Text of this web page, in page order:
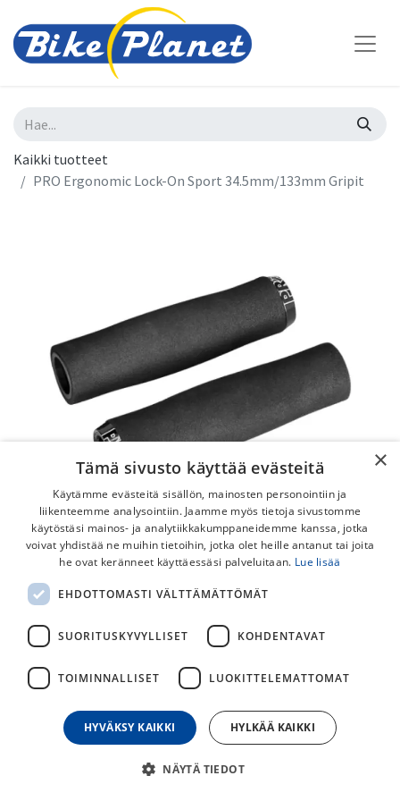
Kaikki tuotteet
PRO Ergonomic Lock-On Sport 34.5mm/133mm Gripit
PRO Ergonomic Lock-On Sport
34.5mm/133mm Gripit
Laadukkaat, lukittavat PRO-tason kädensijat PRO:lta.
25,00€
päivän alin hinta
×
Tämä sivusto käyttää evästeitä
Käytämme evästeitä sisällön, mainosten personointiin ja
liikenteemme analysointiin. Jaamme myös tietoja sivustomme
käytöstäsi mainos- ja analytiikkakumppaneidemme kanssa, jotka
voivat yhdistää ne muihin tietoihin, jotka olet heille antanut tai joita
he ovat keränneet käyttäessäsi palveluitaan. Lue lisää
EHDOTTOMASTI VÄLTTÄMÄTTÖMÄT
SUORITUSKYVYLLISET KOHDENTAVAT
TOIMINNALLISET LUOKITTELEMATTOMAT
HYVÄKSY KAIKKI HYLKÄÄ KAIKKI
NÄYTÄ TIEDOT